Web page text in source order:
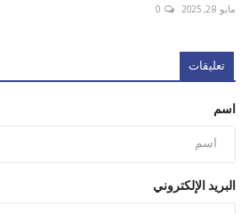
مايو 28, 2025 0
تعليقات
اسم
البريد الإلكتروني